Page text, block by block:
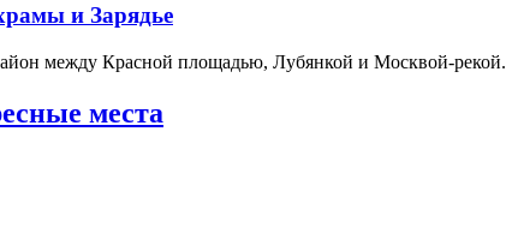
и Зарядье
между Красной площадью, Лубянкой и Москвой-рекой.
места